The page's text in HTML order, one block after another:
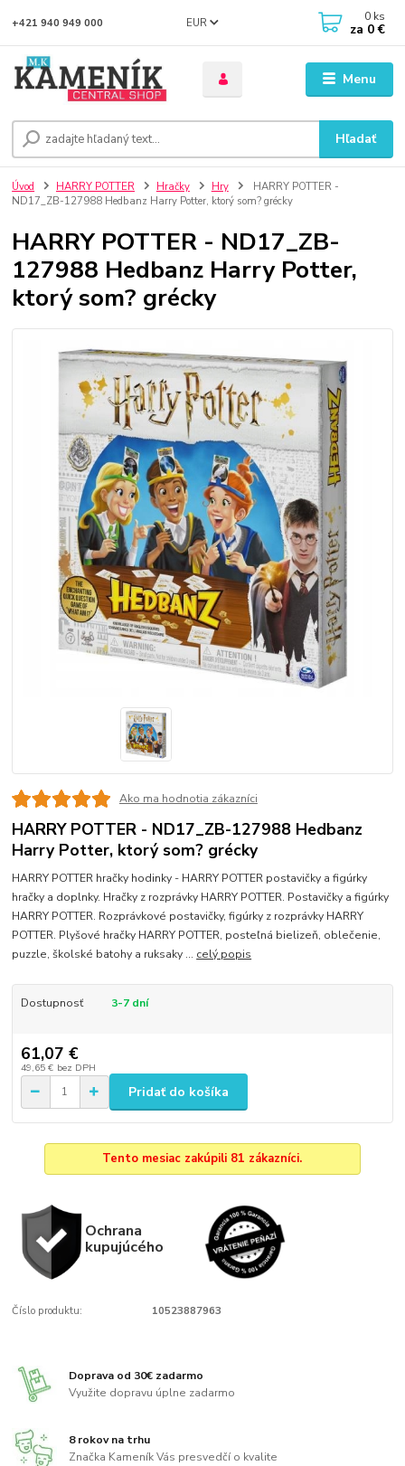
Menu
EUR
Hľadať
+421 940 949 000 0 ks
za 0 €
Úvod HARRY POTTER Hračky Hry
HARRY POTTER -
ND17_ZB-127988 Hedbanz Harry Potter, ktorý som? grécky
HARRY POTTER - ND17_ZB-
127988 Hedbanz Harry Potter,
ktorý som? grécky
Ako ma hodnotia zákazníci
HARRY POTTER - ND17_ZB-127988 Hedbanz
Harry Potter, ktorý som? grécky
HARRY POTTER hračky hodinky - HARRY POTTER postavičky a figúrky
hračky a doplnky. Hračky z rozprávky HARRY POTTER. Postavičky a figúrky
HARRY POTTER. Rozprávkové postavičky, figúrky z rozprávky HARRY
POTTER. Plyšové hračky HARRY POTTER, posteľná bielizeň, oblečenie,
puzzle, školské batohy a ruksaky ... celý popis
Dostupnosť 3-7 dní
61,07 €
49,65 € bez DPH
Pridať do košíka
Tento mesiac zakúpili 81 zákazníci.
Ochrana
kupujúcého
Číslo produktu: 10523887963
Doprava od 30€ zadarmo
Využite dopravu úplne zadarmo
8 rokov na trhu
Značka Kameník Vás presvedčí o kvalite